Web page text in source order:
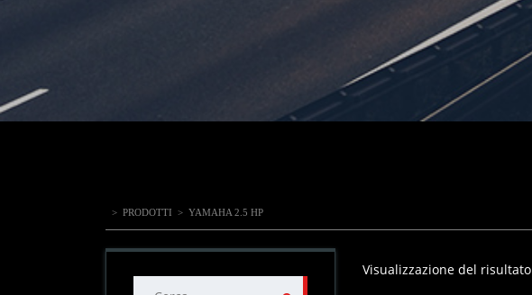
> PRODOTTI > YAMAHA 2.5 HP
Visualizzazione del risultato